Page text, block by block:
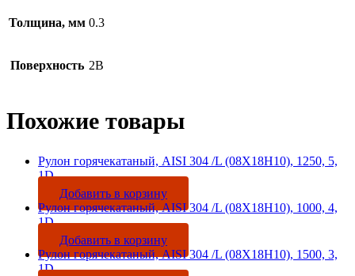
Толщина, мм 0.3
Поверхность 2B
Похожие товары
Рулон горячекатаный, AISI 304 /L (08Х18Н10), 1250, 5,
1D
Добавить в корзину
Рулон горячекатаный, AISI 304 /L (08Х18Н10), 1000, 4,
1D
Добавить в корзину
Рулон горячекатаный, AISI 304 /L (08Х18Н10), 1500, 3,
1D